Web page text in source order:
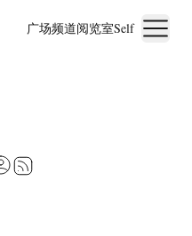
广场频道阅览室Self